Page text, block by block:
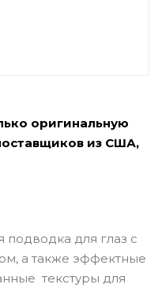
оригинальную
из США,
подводка для глаз с
а также эффектные
текстуры для